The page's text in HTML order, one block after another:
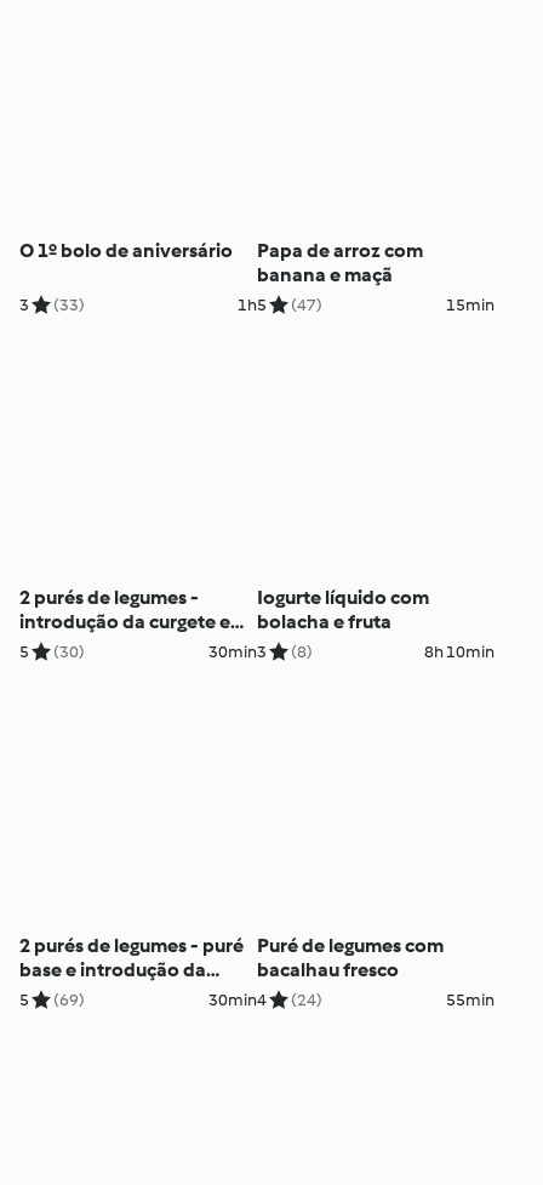
O 1º bolo de aniversário
3 (33) 1h
Papa de arroz com
banana e maçã
5 (47) 15min
2 purés de legumes -
introdução da curgete e
do chuchu
5 (30) 30min
Iogurte líquido com
bolacha e fruta
3 (8) 8h 10min
2 purés de legumes - puré
base e introdução da
alface
5 (69) 30min
Puré de legumes com
bacalhau fresco
4 (24) 55min